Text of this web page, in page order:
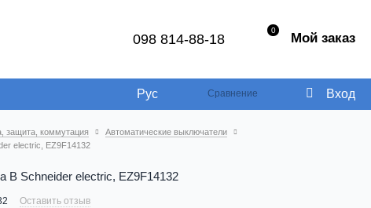
098 814-88-18
0 Мой заказ
Рус Сравнение Вход
защита, коммутация
Автоматические выключатели
electric, EZ9F14132
В Schneider electric, EZ9F14132
Оставить отзыв